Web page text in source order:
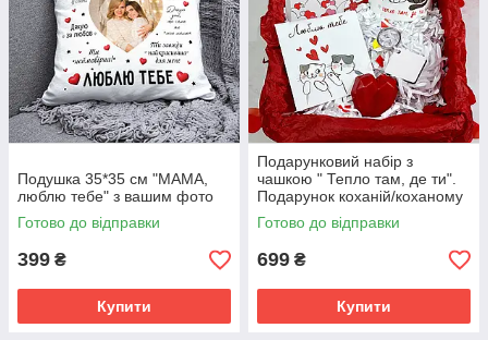
Подушка 35*35 см "МАМА,
люблю тебе" з вашим фото
Готово до відправки
399 ₴
Купити
Подарунковий набір з
чашкою " Тепло там, де ти".
Подарунок коханій/коханому
Готово до відправки
699 ₴
Купити